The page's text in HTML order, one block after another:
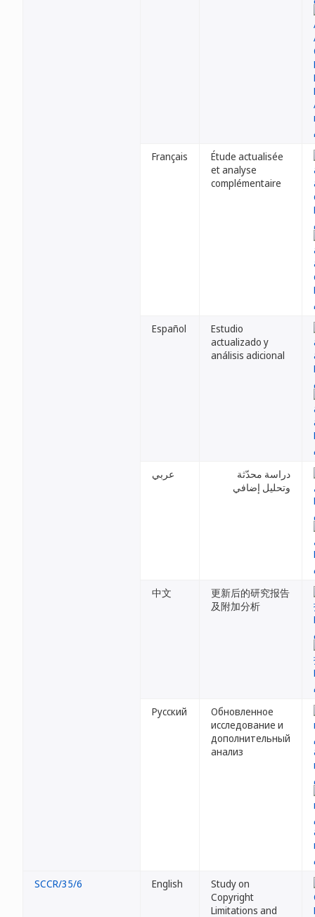
Français
Étude actualisée
et analyse
complémentaire
Español
Estudio
actualizado y
análisis adicional
عربي
دراسة محدّثة
وتحليل إضافي
中文
更新后的研究报告
及附加分析
Русский
Обновленное
исследование и
дополнительный
анализ
SCCR/35/6 English
Study on
Copyright
Limitations and